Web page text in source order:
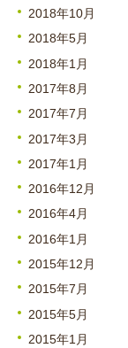
2018年10月
2018年5月
2018年1月
2017年8月
2017年7月
2017年3月
2017年1月
2016年12月
2016年4月
2016年1月
2015年12月
2015年7月
2015年5月
2015年1月